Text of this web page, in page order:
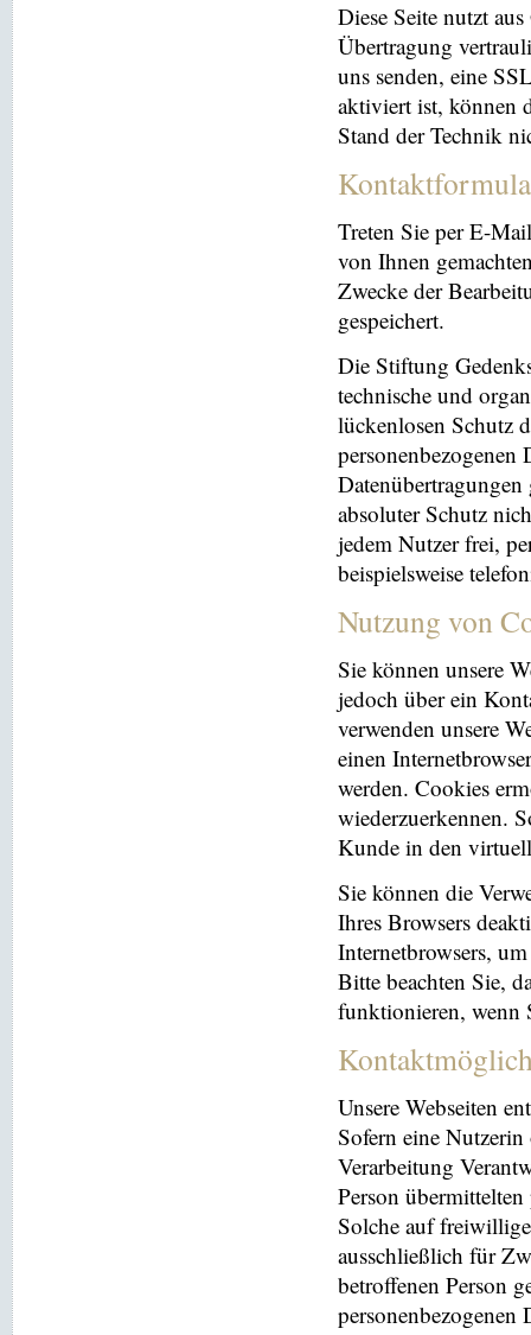
Diese Seite nutzt
Übertragung
uns senden, eine
aktiviert ist, können
Stand der Technik
Treten Sie per E-
von Ihnen
Zwecke der
gespeichert.
Die Stiftung
technische und
lückenlosen Schutz
personenbezogenen
absoluter Schutz
jedem Nutzer frei,
beispielsweise
Nutzung von
Sie können unsere
jedoch über ein
verwenden unsere
einen
werden. Cookies
wiederzuerkennen.
Kunde in den
Sie können die
Ihres Browsers
Internetbrowsers,
Bitte beachten Sie,
funktionieren, wenn
Unsere Webseiten
Sofern eine
Verarbeitung
Person übermittelten
Solche auf
ausschließlich für
betroffenen Person
personenbezogenen